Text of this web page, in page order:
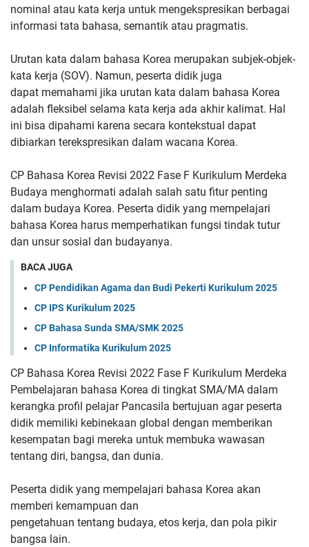
nominal atau kata kerja untuk mengekspresikan berbagai
informasi tata bahasa, semantik atau pragmatis.
Urutan kata dalam bahasa Korea merupakan subjek-objek-
kata kerja (SOV). Namun, peserta didik juga
dapat memahami jika urutan kata dalam bahasa Korea
adalah fleksibel selama kata kerja ada akhir kalimat. Hal
ini bisa dipahami karena secara kontekstual dapat
dibiarkan terekspresikan dalam wacana Korea.
CP Bahasa Korea Revisi 2022 Fase F Kurikulum Merdeka
Budaya menghormati adalah salah satu fitur penting
dalam budaya Korea. Peserta didik yang mempelajari
bahasa Korea harus memperhatikan fungsi tindak tutur
dan unsur sosial dan budayanya.
BACA JUGA
CP Pendidikan Agama dan Budi Pekerti Kurikulum 2025
CP IPS Kurikulum 2025
CP Bahasa Sunda SMA/SMK 2025
CP Informatika Kurikulum 2025
CP Bahasa Korea Revisi 2022 Fase F Kurikulum Merdeka
Pembelajaran bahasa Korea di tingkat SMA/MA dalam
kerangka profil pelajar Pancasila bertujuan agar peserta
didik memiliki kebinekaan global dengan memberikan
kesempatan bagi mereka untuk membuka wawasan
tentang diri, bangsa, dan dunia.
Peserta didik yang mempelajari bahasa Korea akan
memberi kemampuan dan
pengetahuan tentang budaya, etos kerja, dan pola pikir
bangsa lain.